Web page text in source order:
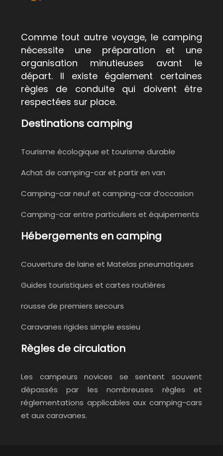
Comme tout autre voyage, le camping
nécessite une préparation et une
organisation minutieuses avant le
départ. Il existe également certaines
règles de conduite qui doivent être
respectées sur place.
Destinations camping
Tourisme écologique et tourisme durable
Achat de camping-car et partir en van
Camping-car neuf et camping-car d’occasion
Camping-car entre particuliers et équipements
Hébergements en camping
Couverture de laine et Matelas pneumatiques
Guides touristiques et cartes routières
rousse de premiers secours
Caravanes rigides simple essieu
Règles de circulation
Les campeurs novices se sentent souvent
dépassés par les nombreuses règles et
réglementations applicables aux camping-cars
et aux caravanes.